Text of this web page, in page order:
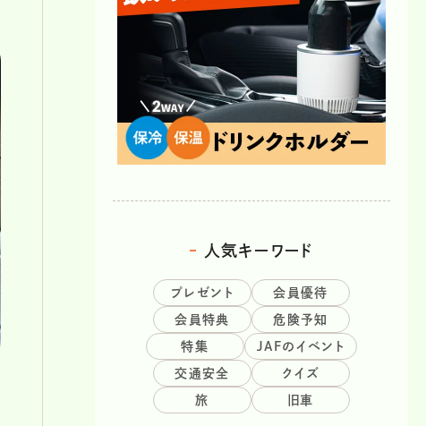
人気キーワード
プレゼント 会員優待
会員特典 危険予知
特集 JAFのイベント
交通安全 クイズ
旅 旧車